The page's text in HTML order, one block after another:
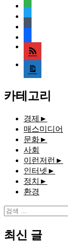
rss
media-
document
카테고리
경제 ►
매스미디어
문화►
사회
이런저런 ►
인터넷 ►
정치 ►
환경
검
최신 글